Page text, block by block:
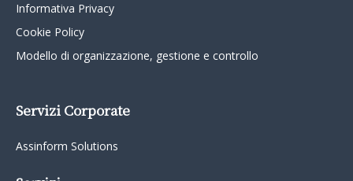
Informativa Privacy
Cookie Policy
Modello di organizzazione, gestione e controllo
Servizi Corporate
Assinform Solutions